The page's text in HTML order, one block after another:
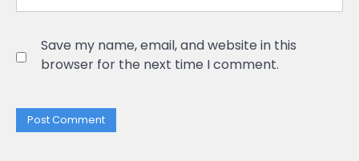
Save my name, email, and website in this
browser for the next time I comment.